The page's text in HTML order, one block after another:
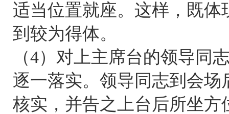
适当位置就座。这样，既
到较为得体。
（4）对上主席台的领导同
逐一落实。领导同志到会
核实，并告之上台后所坐